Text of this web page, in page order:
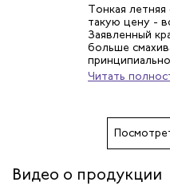
Тонкая
такую цену -
Заявленный
больше
Читать
Видео о продукции